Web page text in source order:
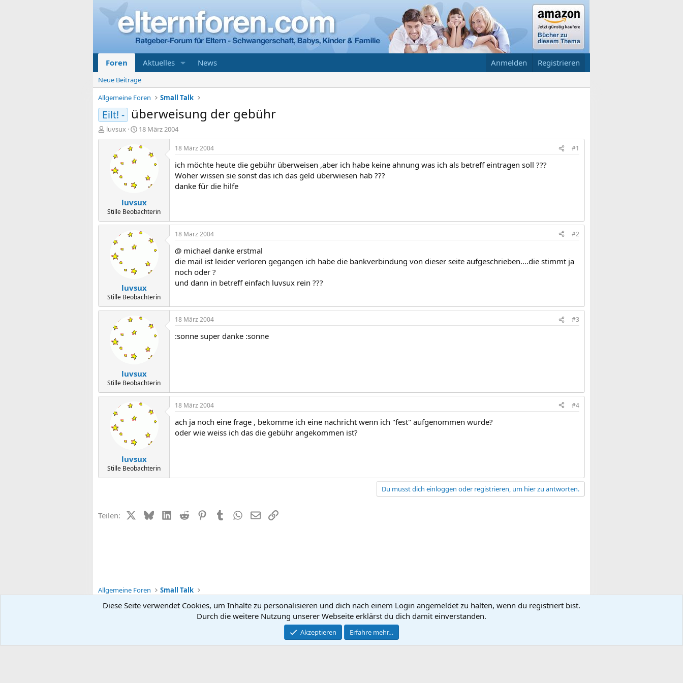
Foren Aktuelles News Anmelden Registrieren
Neue Beiträge
Allgemeine Foren
Small Talk
Eilt! - überweisung der gebühr
E
r
luvsux
E
r
s
a
m
18 März 2004
luvsux
Stille Beobachterin
18 März 2004 #1
ich möchte heute die gebühr überweisen ,aber ich habe keine ahnung was ich als betreff eintragen soll ???
Woher wissen sie sonst das ich das geld überwiesen hab ???
danke für die hilfe
luvsux
Stille Beobachterin
18 März 2004 #2
@ michael danke erstmal
die mail ist leider verloren gegangen ich habe die bankverbindung von dieser seite aufgeschrieben....die stimmt ja
noch oder ?
und dann in betreff einfach luvsux rein ???
luvsux
Stille Beobachterin
18 März 2004 #3
:sonne super danke :sonne
luvsux
Stille Beobachterin
18 März 2004 #4
ach ja noch eine frage , bekomme ich eine nachricht wenn ich "fest" aufgenommen wurde?
oder wie weiss ich das die gebühr angekommen ist?
Du musst dich einloggen oder registrieren, um hier zu antworten.
Teilen: X (Twitter)
BlueskyLinkedIn
Reddit PinterestTumblrWhatsApp
E-MailLink
Allgemeine Foren Small Talk
Kontakt Nutzungsbedingungen Datenschutz
Community platform by XenForo ® © 2010-2026 XenForo Ltd.
Diese Seite verwendet Cookies, um Inhalte zu personalisieren und dich nach einem Login angemeldet zu halten, wenn du registriert bist.
Durch die weitere Nutzung unserer Webseite erklärst du dich damit einverstanden.
Akzeptieren Erfahre mehr…